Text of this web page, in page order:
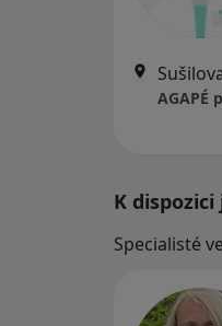
AGAPÉ
K
Specialisté